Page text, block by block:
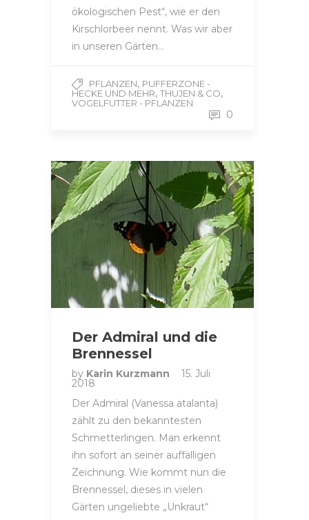
ökologischen Pest“, wie er den
Kirschlorbeer nennt. Was wir aber
in unseren Gärten…
PFLANZEN, PUFFERZONE -
HECKE UND MEHR, THUJEN & CO,
VOGELFUTTER - PFLANZEN
0
Der Admiral und die
Brennessel
by Karin Kurzmann 15. Juli
2018
Der Admiral (Vanessa atalanta)
zählt zu den bekanntesten
Schmetterlingen. Man erkennt
ihn sofort an seiner auffälligen
Zeichnung. Wie kommt nun die
Brennessel, dieses in vielen
Gärten ungeliebte „Unkraut“